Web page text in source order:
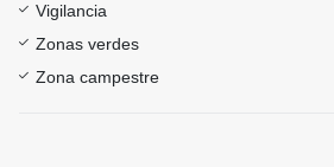
Vigilancia
Zonas verdes
Zona campestre